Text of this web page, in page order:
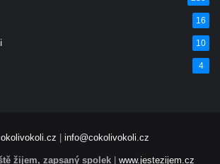
16
10
4
| info@cokolivokoli.cz
žijem, zapsaný spolek | www.jestezijem.cz